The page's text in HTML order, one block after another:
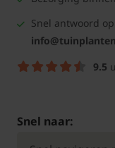
Snel antwoord
9.5
Snel naar: